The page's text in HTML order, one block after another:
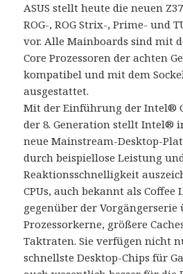
ASUS stellt heute die neuen
ROG-, ROG Strix-, Prime- und
vor. Alle Mainboards sind mit
Core Prozessoren der achten
kompatibel und mit dem
ausgestattet.
Mit der Einführung der Intel®
der 8. Generation stellt Intel®
neue Mainstream-Desktop-
durch beispiellose Leistung
Reaktionsschnelligkeit
CPUs, auch bekannt als Coffee
gegenüber der Vorgängerserie
Prozessorkerne, größere
Taktraten. Sie verfügen nicht
schnellste Desktop-Chips für